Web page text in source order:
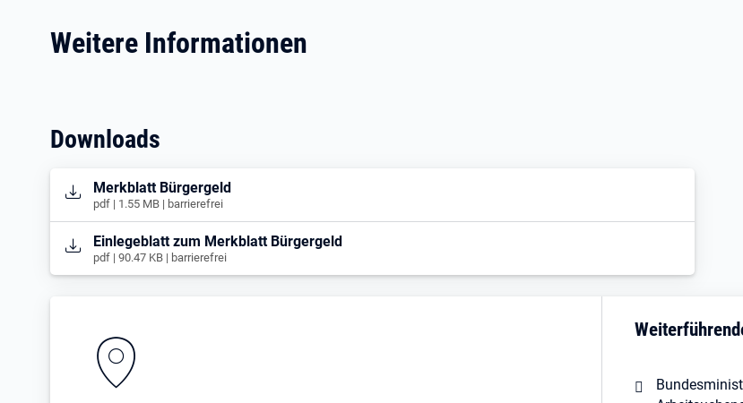
Weitere Informationen
Downloads
Öffnet in neuem Tab
Merkblatt Bürgergeld
pdf | 1.55 MB | barrierefrei
Öffnet in neuem Tab
Einlegeblatt zum Merkblatt Bürgergeld
pdf | 90.47 KB | barrierefrei